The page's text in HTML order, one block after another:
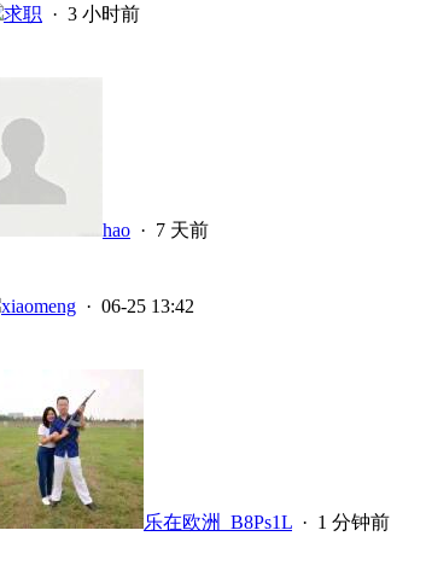
求职 · 3 小时前
hao · 7 天前
xiaomeng · 06-25 13:42
乐在欧洲_B8Ps1L · 1 分钟前